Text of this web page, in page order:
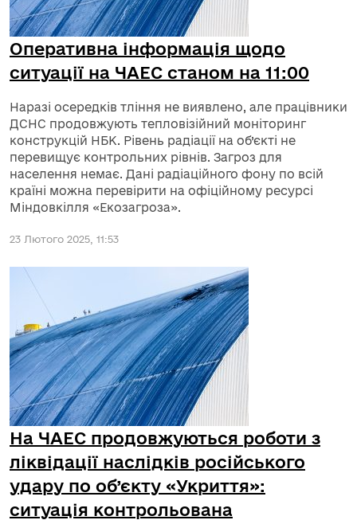
Оперативна інформація щодо
ситуації на ЧАЕС станом на 11:00
Наразі осередків тління не виявлено, але працівники
ДСНС продовжують тепловізійний моніторинг
конструкцій НБК. Рівень радіації на об’єкті не
перевищує контрольних рівнів. Загроз для
населення немає. Дані радіаційного фону по всій
країні можна перевірити на офіційному ресурсі
Міндовкілля «Екозагроза».
23 Лютого 2025, 11:53
На ЧАЕС продовжуються роботи з
ліквідації наслідків російського
удару по об’єкту «Укриття»:
ситуація контрольована